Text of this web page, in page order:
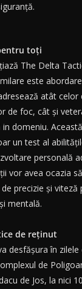
toți
The Delta
este
atât celor
de foc, cât și
domeniu.
un test al
personală
vor avea ocazia
precizie și viteză
mentală.
de reținut
desfășura în zilele
de
de Jos, la nici